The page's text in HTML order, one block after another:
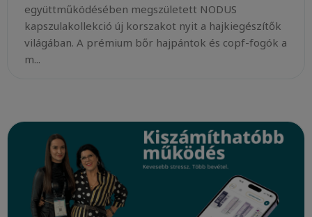
együttműködésében megszületett NODUS
kapszulakollekció új korszakot nyit a hajkiegészítők
világában. A prémium bőr hajpántok és copf-fogók a
m...